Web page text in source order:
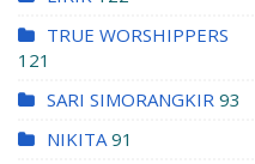
TRUE WORSHIPPERS
121
SARI SIMORANGKIR 93
NIKITA 91